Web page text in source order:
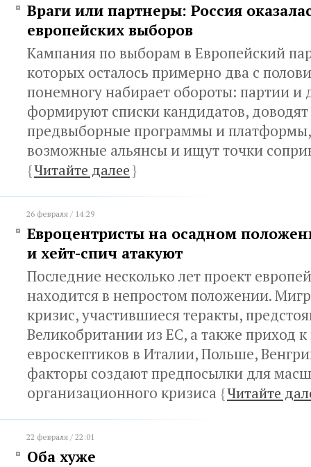
Враги или партнеры: Россия
европейских выборов
Кампания по выборам в Европейский
которых осталось примерно два с
понемногу набирает обороты: партии и
формируют списки кандидатов,
предвыборные программы и
возможные альянсы и ищут точки
{Читайте далее}
26 февраля / 14:29
Евроцентристы на осадном
и хейт-спич атакуют
Последние несколько лет проект
находится в непростом положении.
кризис, участившиеся теракты,
Великобритании из ЕС, а также приход к
евроскептиков в Италии, Польше,
факторы создают предпосылки для
организационного кризиса {Читайте
22 февраля / 22:01
Оба хуже